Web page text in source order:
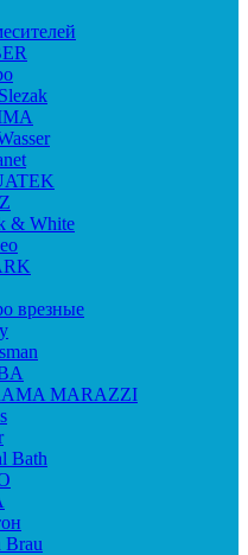
& White
врезные
MARAZZI
Bath
Brau